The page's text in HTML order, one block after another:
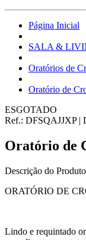
Página Inicial
SALA &
Oratórios de
Oratório de
ESGOTADO
Ref.: DFSQAJJXP |
Oratório de
Descrição do Produto
ORATÓRIO DE
Lindo e requintado